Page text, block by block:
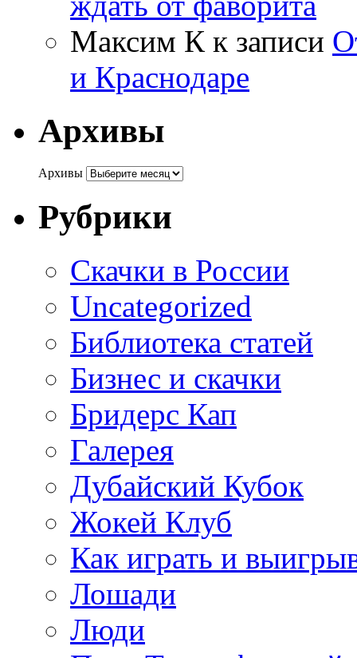
Максим К к записи
и Краснодаре
Архивы
Архивы
Рубрики
Cкачки в России
Uncategorized
Библиотека статей
Бизнес и скачки
Бридерс Кап
Галерея
Дубайский Кубок
Жокей Клуб
Как играть и
Лошади
Люди